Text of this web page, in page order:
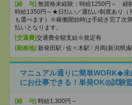
[給 与] 無資格未経験：時給1250円～ 経
時給1350円～★日払い／週払い制度あり（
も選べます）※稼働開始時は手続き完了次
払いとなります。
[交通費]交通費全額支給※規定有
[勤務地] 新発田駅 / 佐々木駅 / 月岡(新潟県)
マニュアル通りに簡単WORK◆
にお仕事できる！単発OK◎試験
[給 与] 時給1,300円～